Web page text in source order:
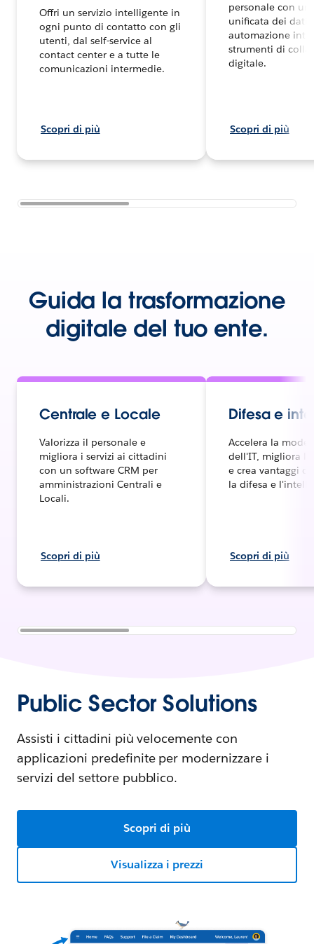
Offri un servizio intelligente in
ogni punto di contatto con gli
utenti, dal self-service al
contact center e a tutte le
comunicazioni intermedie.
Scopri di più
personale con
unificata dei dati,
automazione
strumenti di
digitale.
Scopri di più
Guida la trasformazione
digitale del tuo ente.
Centrale e Locale
Valorizza il personale e
migliora i servizi ai cittadini
con un software CRM per
amministrazioni Centrali e
Locali.
Scopri di più
Difesa e
Accelera la
dell'IT, migliora
e crea vantaggi
la difesa e
Scopri di più
Public Sector Solutions
Assisti i cittadini più velocemente con
applicazioni predefinite per modernizzare i
servizi del settore pubblico.
Scopri di più
Visualizza i prezzi